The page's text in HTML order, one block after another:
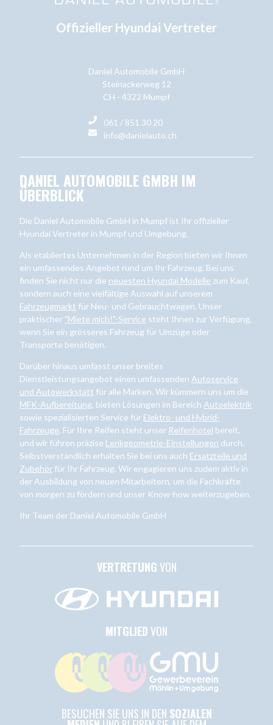
Offizieller Hyundai Vertreter
Daniel Automobile GmbH
Steinackerweg 12
CH - 4322 Mumpf
061 / 851 30 20
info@danielauto.ch
DANIEL AUTOMOBILE GMBH IM
ÜBERBLICK
Die Daniel Automobile GmbH in Mumpf ist Ihr offizieller
Hyundai Vertreter in Mumpf und Umgebung.
Als etabliertes Unternehmen in der Region bieten wir Ihnen
ein umfassendes Angebot rund um Ihr Fahrzeug. Bei uns
finden Sie nicht nur die neuesten Hyundai Modelle zum Kauf,
sondern auch eine vielfältige Auswahl auf unserem
Fahrzeugmarkt für Neu- und Gebrauchtwagen. Unser
praktischer "Miete mich!"-Service steht Ihnen zur Verfügung,
wenn Sie ein grösseres Fahrzeug für Umzüge oder
Transporte benötigen.
Darüber hinaus umfasst unser breites
Dienstleistungsangebot einen umfassenden Autoservice
und Autowerkstatt für alle Marken. Wir kümmern uns um die
MFK-Aufbereitung, bieten Lösungen im Bereich Autoelektrik
sowie spezialisierten Service für Elektro- und Hybrid-
Fahrzeuge. Für Ihre Reifen steht unser Reifenhotel bereit,
und wir führen präzise Lenkgeometrie-Einstellungen durch.
Selbstverständlich erhalten Sie bei uns auch Ersatzteile und
Zubehör für Ihr Fahrzeug. Wir engagieren uns zudem aktiv in
der Ausbildung von neuen Mitarbeitern, um die Fachkräfte
von morgen zu fördern und unser Know-how weiterzugeben.
Ihr Team der Daniel Automobile GmbH
VERTRETUNGVON
MITGLIEDVON
BESUCHEN SIE UNS IN DEN SOZIALEN